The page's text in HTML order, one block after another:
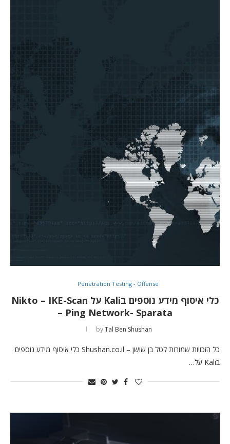
Penetration Testing - Offense
כלי איסוף מידע נוספים בKali על Nikto – IKE-Scan
– Ping Network- Sparata
byTal Ben Shushan
כל הזכויות שמורות לטל בן שושן – Shushan.co.il כלי איסוף מידע נוספים
בKali על…